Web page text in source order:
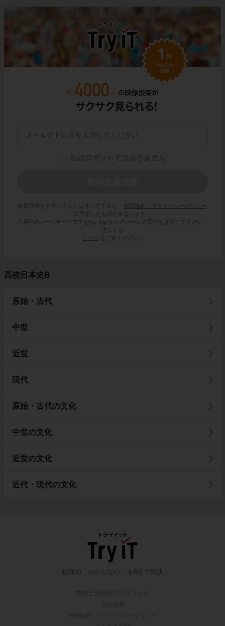
会員登録をクリックまたはタップすると、
利用規約・プライバシーポリシー
に同意したものとみなします。
ご利用のメールサービスで @try-it.jp からのメールの受信を許可して下さい。
詳しくは
こちら
をご覧ください。
高校日本史B
原始・古代
中世
近世
現代
原始・古代の文化
中世の文化
近世の文化
近代・現代の文化
勉強の「わからない」を5分で解決